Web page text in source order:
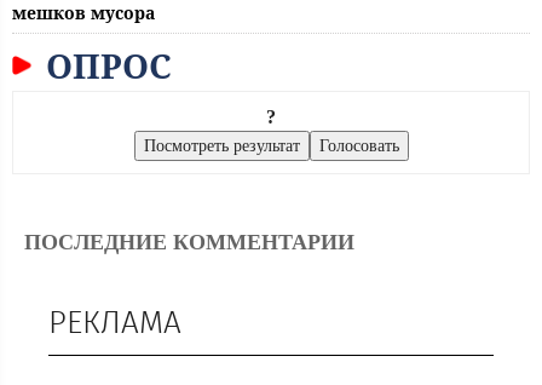
мешков мусора
ОПРОС
?
ПОСЛЕДНИЕ КОММЕНТАРИИ
РЕКЛАМА